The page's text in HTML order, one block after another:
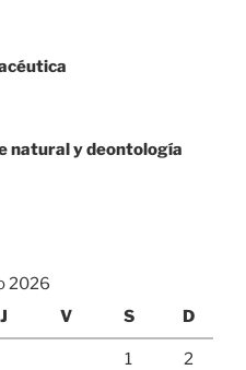
natural y deontología
2026
J V S D
1 2